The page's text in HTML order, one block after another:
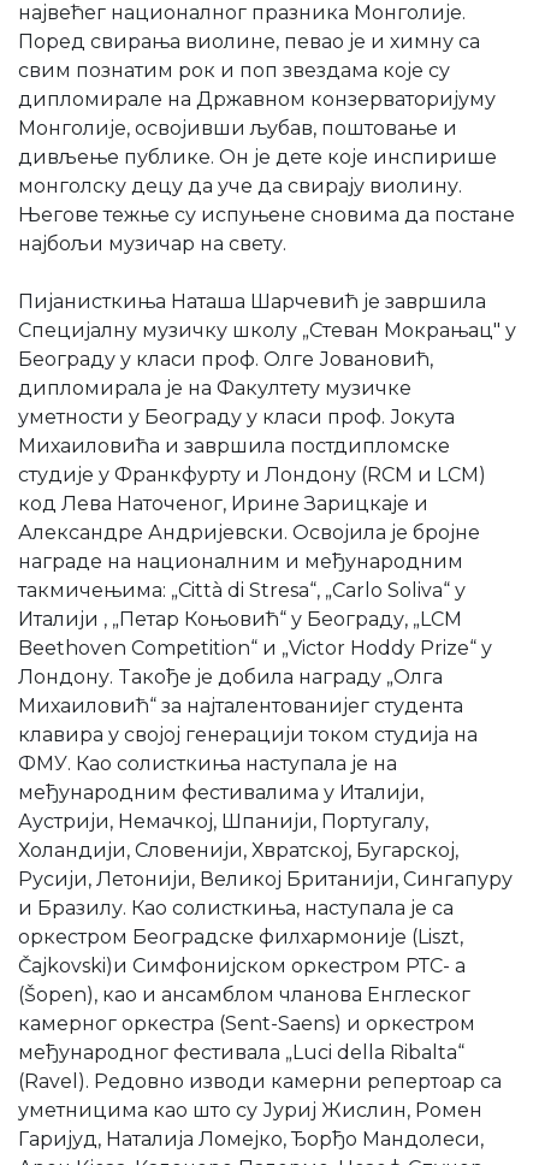
највећег националног празника Монголије.
Поред свирања виолине, певао је и химну са
свим познатим рок и поп звездама које су
дипломирале на Државном конзерваторијуму
Монголије, освојивши љубав, поштовање и
дивљење публикe. Он је дете које инспирише
монголску децу да уче да свирају виолину.
Његове тежње су испуњене сновима да постане
најбољи музичар на свету.
Пијанисткиња Наташа Шарчевић је завршила
Специјалну музичку школу „Стеван Мокрањац" у
Београду у класи проф. Олге Јовановић,
дипломирала је на Факултету музичке
уметности у Београду у класи проф. Јокута
Михаиловића и завршила постдипломске
студије у Франкфурту и Лондону (RCM и LCM)
код Лева Наточеног, Ирине Зарицкаје и
Александре Андријевски. Освојила је бројне
награде на националним и међународним
такмичењима: „Città di Stresa“, „Carlo Soliva“ у
Италији , „Петар Коњовић“ у Београду, „LCM
Beethoven Competition“ и „Victor Hoddy Prize“ у
Лондону. Tакође је добила награду „Олга
Михаиловић“ за најталентованијег студента
клавира у својој генерацији током студија на
ФМУ. Као солисткиња наступала је на
међународним фестивалима у Италији,
Аустрији, Немачкој, Шпанији, Португалу,
Холандији, Словенији, Хвратској, Бугарској,
Русији, Летонији, Великој Британији, Сингапуру
и Бразилу. Као солисткиња, наступала је са
оркестром Београдске филхармоније (Liszt,
Čajkovski)и Симфонијском оркестром РТС- а
(Šopen), као и ансамблом чланова Енглеског
камерног оркестра (Sent-Saens) и оркестром
међународног фестивала „Luci della Ribalta“
(Ravel). Редовно изводи камерни репертоар са
уметницима као што су Јуриј Жислин, Ромен
Гаријуд, Наталија Ломејко, Ђорђо Мандолеси,